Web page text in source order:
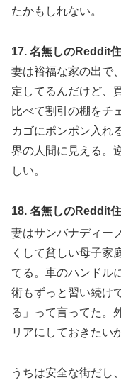
たかもしれない。
17. 名無しのReddit
妻は裕福な家の出で
定してるんだけど、
比べて割引の棚をチ
カゴにポンポン入れ
界の人間に見える。
しい。
18. 名無しのReddit
妻はサンバナディー
くして貧しい母子家
てる。車のハンドル
術もずっと習い続け
る」って言ってた。
リアにしておきたい
うちは安全な街だし